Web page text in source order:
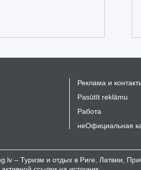
Реклама и
Pasūtīt reklāmu
Работа
неОфициальная
– Туризм и отдых в Риге, Латвии,